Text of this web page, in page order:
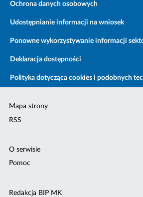
Ochrona danych osobowych
Udostępnianie informacji na wniosek
Ponowne wykorzystywanie informacji
Deklaracja dostępności
Polityka dotycząca cookies i podobnych
Mapa strony
RSS
O serwisie
Pomoc
Redakcja BIP MK